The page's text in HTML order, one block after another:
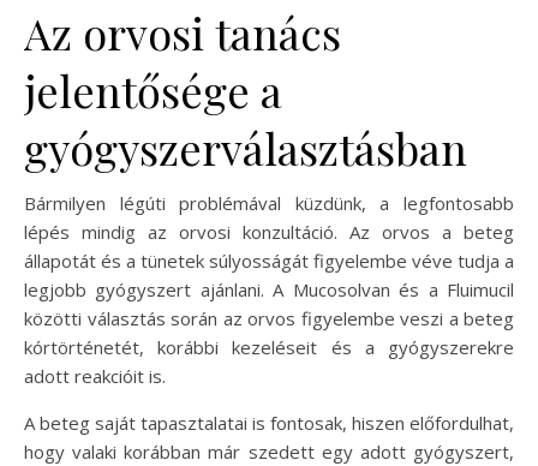
Az orvosi tanács
jelentősége a
gyógyszerválasztásban
Bármilyen légúti problémával küzdünk, a legfontosabb
lépés mindig az orvosi konzultáció. Az orvos a beteg
állapotát és a tünetek súlyosságát figyelembe véve tudja a
legjobb gyógyszert ajánlani. A Mucosolvan és a Fluimucil
közötti választás során az orvos figyelembe veszi a beteg
kórtörténetét, korábbi kezeléseit és a gyógyszerekre
adott reakcióit is.
A beteg saját tapasztalatai is fontosak, hiszen előfordulhat,
hogy valaki korábban már szedett egy adott gyógyszert,